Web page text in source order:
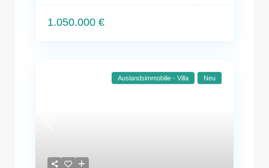
1.050.000 €
Auslandsimmobilie - Villa Neu